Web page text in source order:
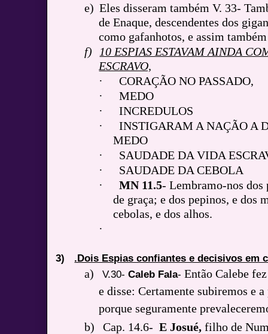
e) Eles disseram também V. 33-
de Enaque, descendentes dos
como gafanhotos, e assim
f)
10 ESPIAS ESTAVAM AINDA
ESCRAVO,
·
CORAÇÃO NO PASSADO,
·
MEDO
·
INCREDULOS
·
INSTIGARAM A NAÇÃO A
MEDO
·
SAUDADE DA VIDA
·
SAUDADE DA CEBOLA
·
MN 11.5- Lembramo-nos dos
de graça; e dos pepinos, e dos
cebolas, e dos alhos.
·
3) .Dois Espias confiantes e decisivos em
a) V.30-Caleb Fala-Então Calebe
e disse: Certamente subiremos e
porque seguramente
b)
Cap. 14.6-E Josué, filho de